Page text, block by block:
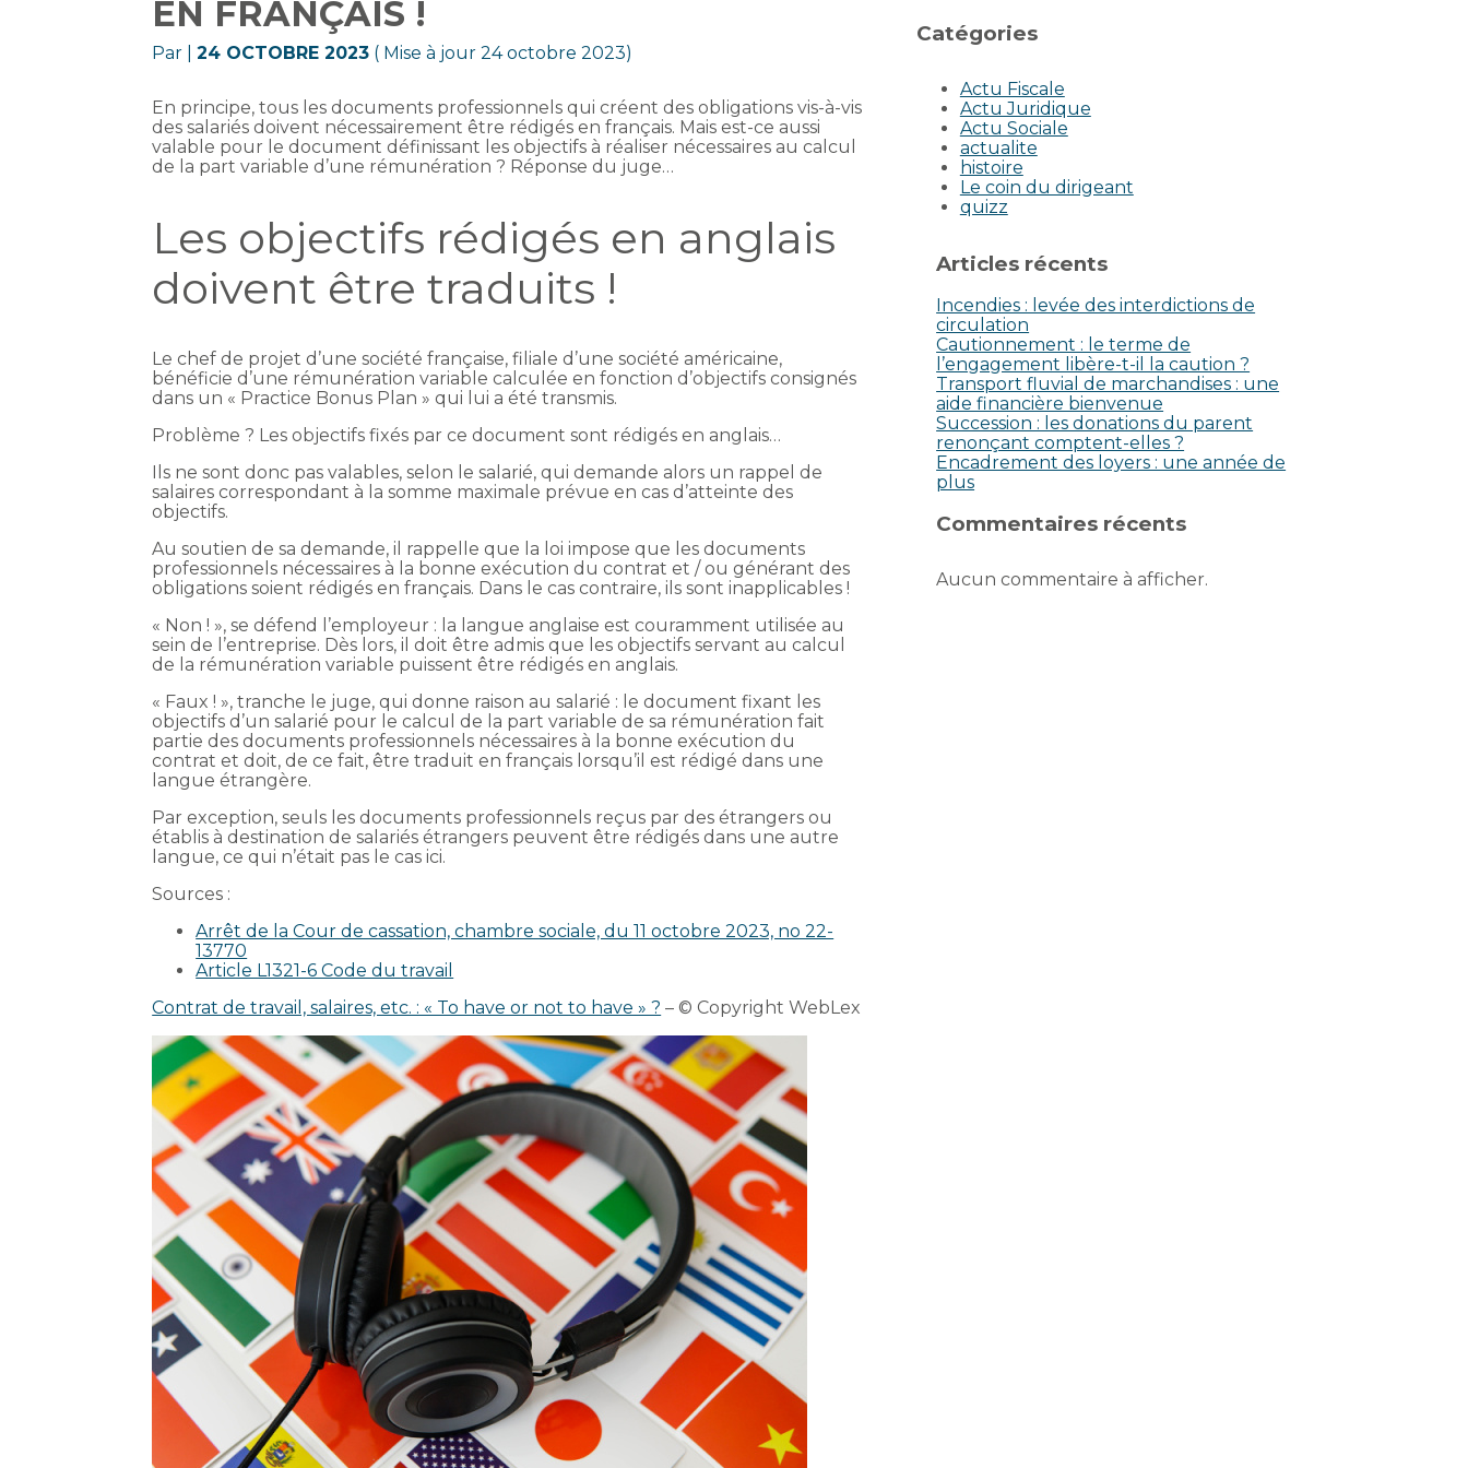
EN FRANÇAIS !
Par |24 OCTOBRE 2023 ( Mise à jour 24 octobre 2023)
En principe, tous les documents professionnels qui créent des obligations vis-à-vis
des salariés doivent nécessairement être rédigés en français. Mais est-ce aussi
valable pour le document définissant les objectifs à réaliser nécessaires au calcul
de la part variable d’une rémunération ? Réponse du juge…
Les objectifs rédigés en anglais
doivent être traduits !
Le chef de projet d’une société française, filiale d’une société américaine,
bénéficie d’une rémunération variable calculée en fonction d’objectifs consignés
dans un « Practice Bonus Plan » qui lui a été transmis.
Problème ? Les objectifs fixés par ce document sont rédigés en anglais…
Ils ne sont donc pas valables, selon le salarié, qui demande alors un rappel de
salaires correspondant à la somme maximale prévue en cas d’atteinte des
objectifs.
Au soutien de sa demande, il rappelle que la loi impose que les documents
professionnels nécessaires à la bonne exécution du contrat et / ou générant des
obligations soient rédigés en français. Dans le cas contraire, ils sont inapplicables !
« Non ! », se défend l’employeur : la langue anglaise est couramment utilisée au
sein de l’entreprise. Dès lors, il doit être admis que les objectifs servant au calcul
de la rémunération variable puissent être rédigés en anglais.
« Faux ! », tranche le juge, qui donne raison au salarié : le document fixant les
objectifs d’un salarié pour le calcul de la part variable de sa rémunération fait
partie des documents professionnels nécessaires à la bonne exécution du
contrat et doit, de ce fait, être traduit en français lorsqu’il est rédigé dans une
langue étrangère.
Par exception, seuls les documents professionnels reçus par des étrangers ou
établis à destination de salariés étrangers peuvent être rédigés dans une autre
langue, ce qui n’était pas le cas ici.
Sources :
Arrêt de la Cour de cassation, chambre sociale, du 11 octobre 2023, no 22-
13770
Article L1321-6 Code du travail
Contrat de travail, salaires, etc. : « To have or not to have » ? – © Copyright WebLex
Catégories
Actu Fiscale
Actu Juridique
Actu Sociale
actualite
histoire
Le coin du dirigeant
quizz
Articles récents
Incendies : levée des interdictions de
circulation
Cautionnement : le terme de
l’engagement libère-t-il la caution ?
Transport fluvial de marchandises : une
aide financière bienvenue
Succession : les donations du parent
renonçant comptent-elles ?
Encadrement des loyers : une année de
plus
Commentaires récents
Aucun commentaire à afficher.